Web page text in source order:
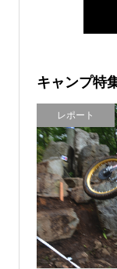
キャンプ特
レポート